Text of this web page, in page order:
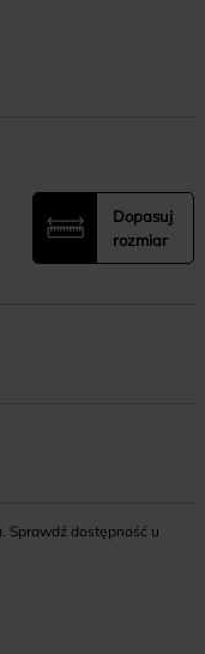
Dopasuj
rozmiar
Sprawdź dostępność u